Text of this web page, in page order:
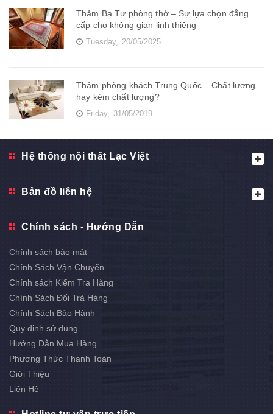
Thảm Ba Tư phòng thờ – Sự lựa chọn đẳng
cấp cho không gian linh thiêng
Tuesday, 20/05/2025
Thảm phòng khách Trung Quốc – Chất lượng
hay kém chất lượng?
Friday, 31/05/2019
Hệ thống nội thất Lạc Việt
Bản đồ liên hệ
Chính sách - Hướng Dẫn
Chính sách bảo mật
Chính Sách Vận Chuyển
Chính sách Kiểm Tra Hàng
Chính Sách Đổi Trả Hàng
Chính Sách Bảo Hành
Quy định sử dụng
Hướng Dẫn Mua Hàng
Phương Thức Thanh Toán
Giới Thiệu
Liên Hệ